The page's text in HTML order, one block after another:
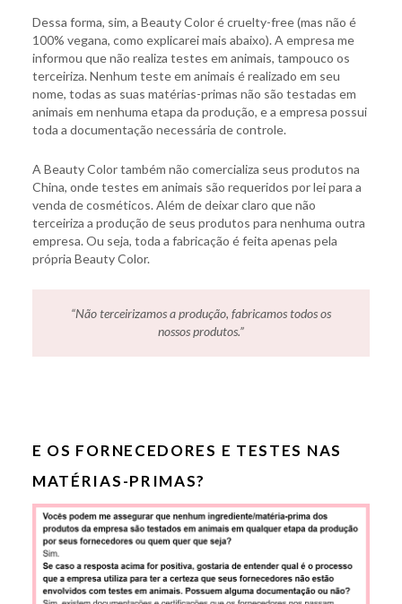
Dessa forma, sim, a Beauty Color é cruelty-free (mas não é
100% vegana, como explicarei mais abaixo). A empresa me
informou que não realiza testes em animais, tampouco os
terceiriza. Nenhum teste em animais é realizado em seu
nome, todas as suas matérias-primas não são testadas em
animais em nenhuma etapa da produção, e a empresa possui
toda a documentação necessária de controle.
A Beauty Color também não comercializa seus produtos na
China, onde testes em animais são requeridos por lei para a
venda de cosméticos. Além de deixar claro que não
terceiriza a produção de seus produtos para nenhuma outra
empresa. Ou seja, toda a fabricação é feita apenas pela
própria Beauty Color.
“Não terceirizamos a produção, fabricamos todos os
nossos produtos.”
E OS FORNECEDORES E TESTES NAS
MATÉRIAS-PRIMAS?